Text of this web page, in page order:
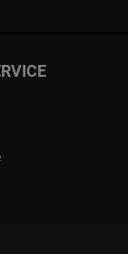
Wi-Fi och
anslutning
ansluten till
världen och